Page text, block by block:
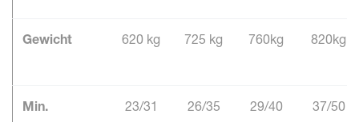
Gewicht 620 kg 725 kg 760kg 820kg
Min.
23/31 26/35 29/40 37/50